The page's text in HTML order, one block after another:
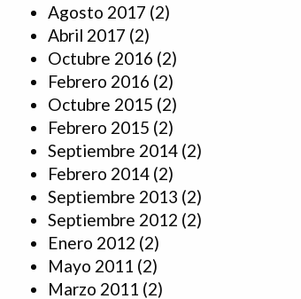
Agosto 2017 (2)
Abril 2017 (2)
Octubre 2016 (2)
Febrero 2016 (2)
Octubre 2015 (2)
Febrero 2015 (2)
Septiembre 2014 (2)
Febrero 2014 (2)
Septiembre 2013 (2)
Septiembre 2012 (2)
Enero 2012 (2)
Mayo 2011 (2)
Marzo 2011 (2)